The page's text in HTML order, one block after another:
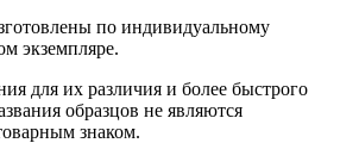
по индивидуальному
экземпляре.
для их различия и более быстрого
образцов не являются
знаком.